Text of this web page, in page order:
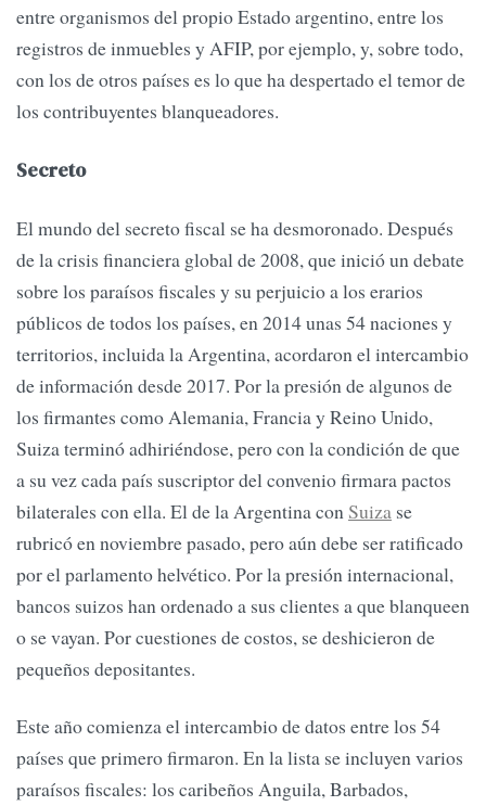
entre organismos del propio Estado argentino, entre los
registros de inmuebles y AFIP, por ejemplo, y, sobre todo,
con los de otros países es lo que ha despertado el temor de
los contribuyentes blanqueadores.
Secreto
El mundo del secreto fiscal se ha desmoronado. Después
de la crisis financiera global de 2008, que inició un debate
sobre los paraísos fiscales y su perjuicio a los erarios
públicos de todos los países, en 2014 unas 54 naciones y
territorios, incluida la Argentina, acordaron el intercambio
de información desde 2017. Por la presión de algunos de
los firmantes como Alemania, Francia y Reino Unido,
Suiza terminó adhiriéndose, pero con la condición de que
a su vez cada país suscriptor del convenio firmara pactos
bilaterales con ella. El de la Argentina con Suiza se
rubricó en noviembre pasado, pero aún debe ser ratificado
por el parlamento helvético. Por la presión internacional,
bancos suizos han ordenado a sus clientes a que blanqueen
o se vayan. Por cuestiones de costos, se deshicieron de
pequeños depositantes.
Este año comienza el intercambio de datos entre los 54
países que primero firmaron. En la lista se incluyen varios
paraísos fiscales: los caribeños Anguila, Barbados,